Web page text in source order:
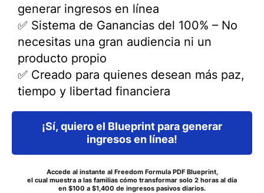
generar ingresos en línea
✅ Sistema de Ganancias del 100% – No
necesitas una gran audiencia ni un
producto propio
✅ Creado para quienes desean más paz,
tiempo y libertad financiera
¡Sí, quiero el Blueprint para generar
ingresos en línea!
Accede al instante al Freedom Formula PDF Blueprint,
el cual muestra a las familias cómo transformar solo 2 horas al día
en $100 a $1,400 de ingresos pasivos diarios.